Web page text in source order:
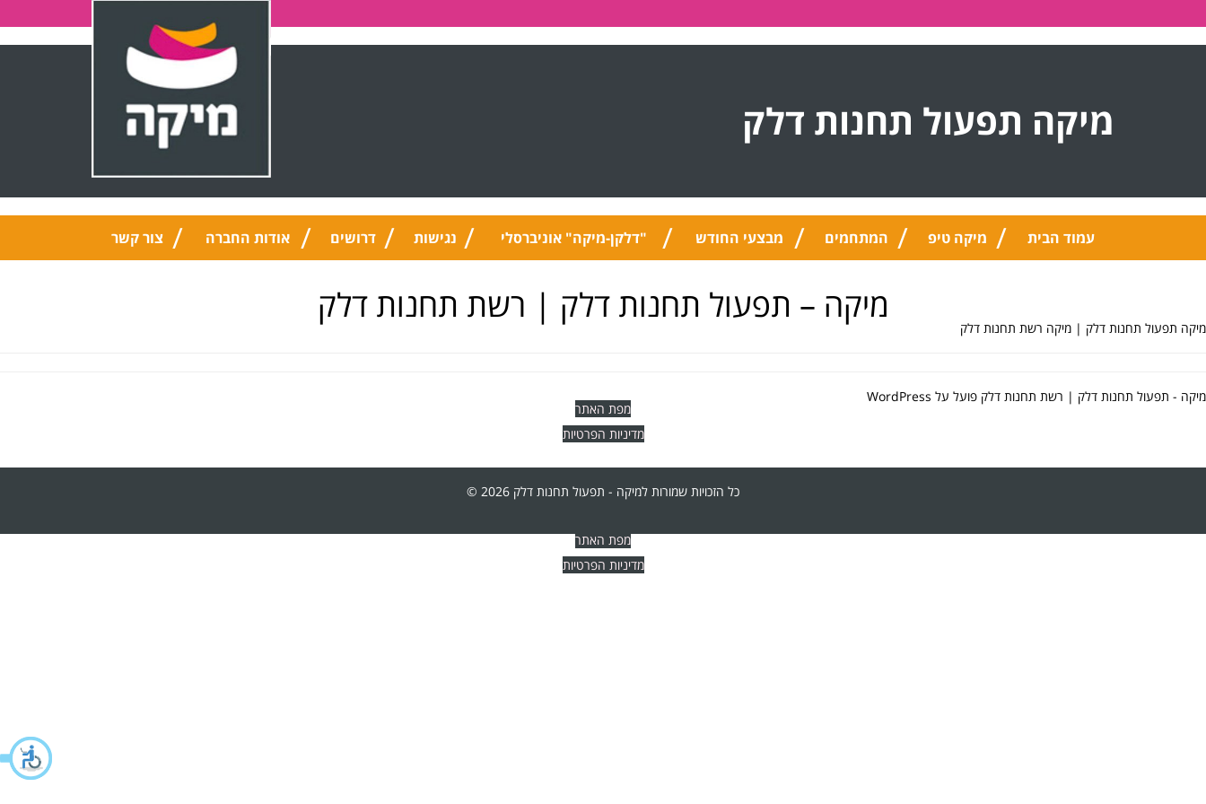
מיקה תפעול תחנות דלק
עמוד הבית מיקה טיפ המתחמים מבצעי החודש "דלקן-מיקה" אוניברסלי נגישות דרושים אודות החברה צור קשר
מיקה – תפעול תחנות דלק | רשת תחנות דלק
מיקה תפעול תחנות דלק | מיקה רשת תחנות דלק
מיקה - תפעול תחנות דלק | רשת תחנות דלק פועל על WordPress
מפת האתר
מדיניות הפרטיות
כל הזכויות שמורות למיקה - תפעול תחנות דלק 2026 ©
מפת האתר
מדיניות הפרטיות